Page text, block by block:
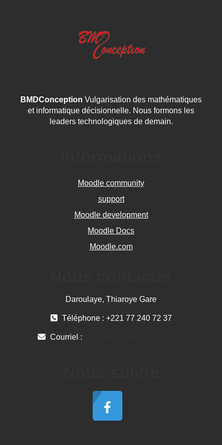
BMDConception Vulgarisation des mathématiques
et informatique décisionnelle. Nous formons les
leaders technologiques de demain.
Moodle community
support
Moodle development
Moodle Docs
Moodle.com
Daroulaye, Thiaroye Gare
Téléphone : +221 77 240 72 37
Courriel :